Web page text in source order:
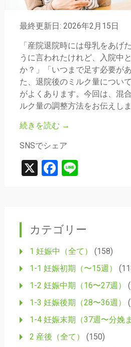
最終更新日: 2026年2月15日
「産院退院時には母乳をあげ
うに言われたけれど、入院中
か？」「いつまで足す必要が
た、退院後のミルク量につい
がよくあります。今回は、混
ルク量の調整方法をお伝えしま
続きを読む →
SNSでシェア
X Facebook
Line
カテゴリー
1 妊娠中（全て）
(158)
1-1 妊娠初期（〜15週）
1-2 妊娠中期（16〜27週）
1-3 妊娠後期（28〜36週）
1-4 妊娠末期（37週〜分娩ま
2 産後（全て）
(150)